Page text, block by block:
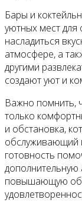
Бары и
уютных мест для
насладиться
атмосфере, а
другими
создают уют и
Важно помнить,
только
и обстановка,
обслуживающий
готовность
дополнительную
повышающую